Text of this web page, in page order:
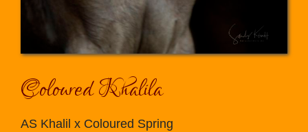
Coloured Khalila
AS Khalil x Coloured Spring